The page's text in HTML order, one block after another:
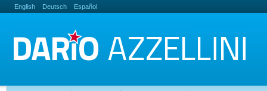
English Deutsch Español